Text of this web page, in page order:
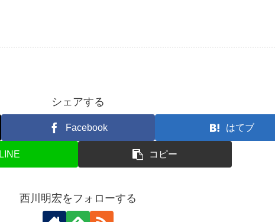
シェアする
Facebook はてブ
LINE コピー
西川明宏をフォローする